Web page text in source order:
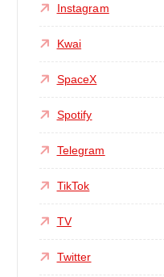
Instagram
Kwai
SpaceX
Spotify
Telegram
TikTok
TV
Twitter